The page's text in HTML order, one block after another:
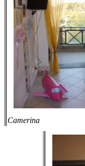
Camerina